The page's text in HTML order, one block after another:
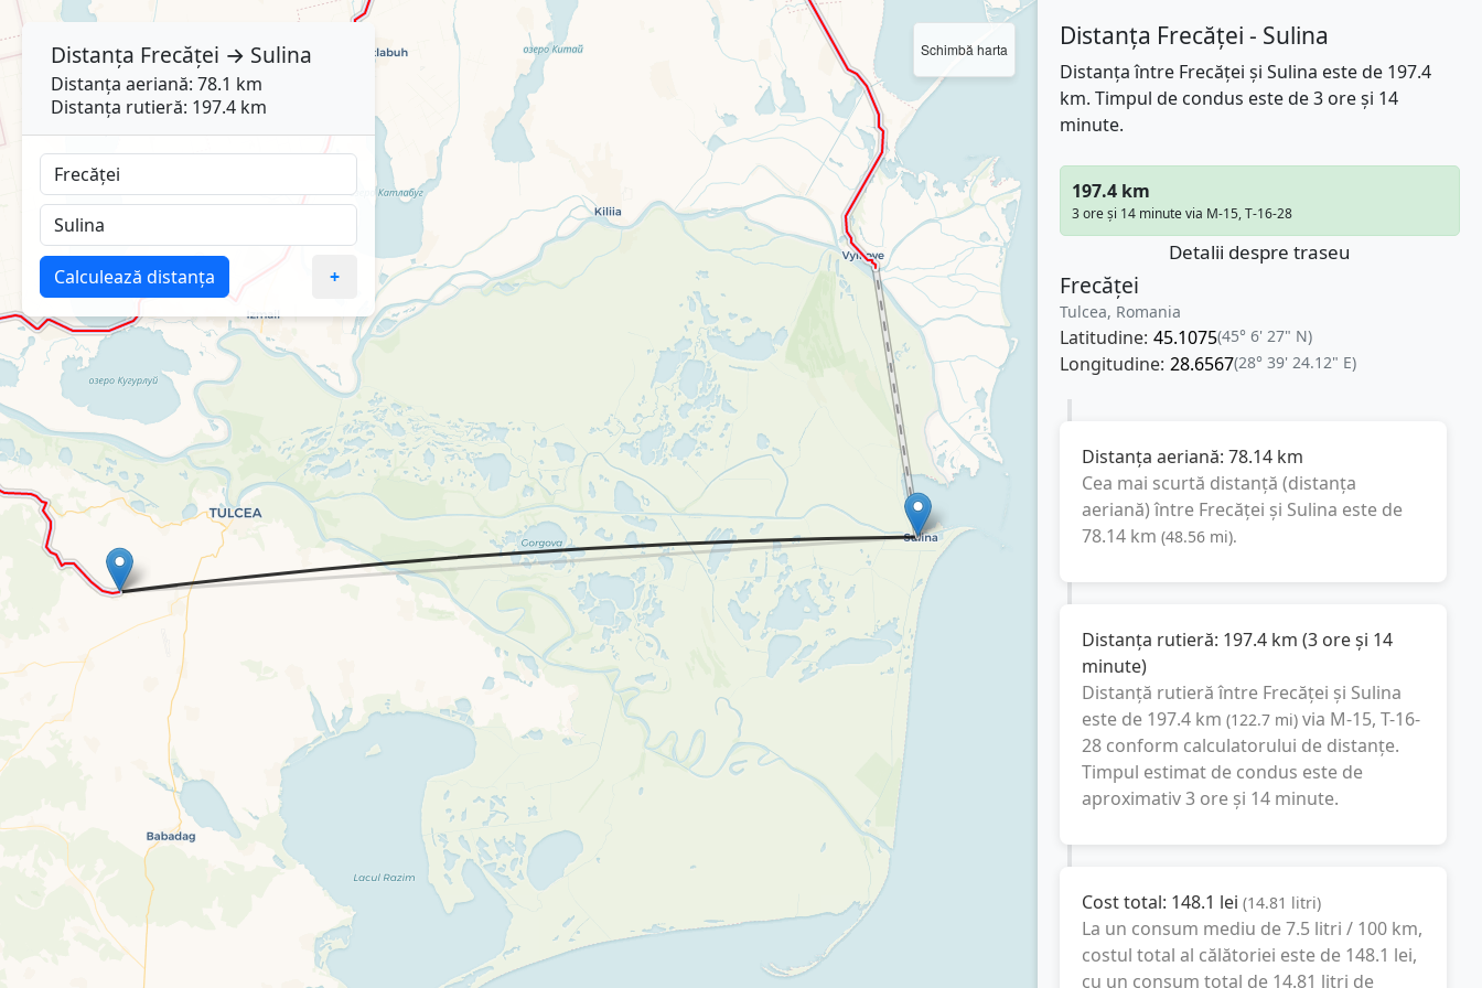
Schimbă harta Distanța Frecăței - Sulina
Distanța între Frecăței și Sulina este de 197.4
km. Timpul de condus este de 3 ore și 14
minute.
197.4 km
3 ore și 14 minute via М-15, Т-16-28
Detalii despre traseu
Frecăței
Tulcea, Romania
Latitudine: 45.1075(45° 6' 27" N)
Longitudine: 28.6567(28° 39' 24.12" E)
Distanța aeriană: 78.14 km
Cea mai scurtă distanță (distanța
aeriană) între Frecăței și Sulina este de
78.14 km (48.56 mi).
Distanța rutieră: 197.4 km (3 ore și 14
minute)
Distanță rutieră între Frecăței și Sulina
este de 197.4 km (122.7 mi) via М-15, Т-16-
28conform calculatorului de distanțe.
Timpul estimat de condus este de
aproximativ3 ore și 14 minute.
Cost total: 148.1 lei (14.81 litri)
La un consum mediu de7.5 litri / 100 km,
costul total al călătoriei este de 148.1 lei,
cu un consum total de 14.81 litri de
Distanța Frecăței → Sulina
Distanța aeriană: 78.1 km
Distanța rutieră: 197.4 km
Calculează distanța +